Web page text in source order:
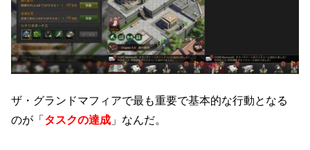
ザ・グランドマフィアで最も重要で基本的な行動となる
のが「 タスクの達成 」なんだ。